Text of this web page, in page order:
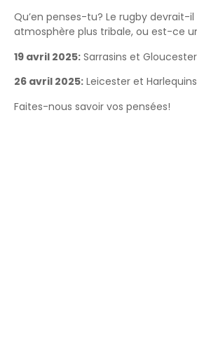
Qu’en penses-tu? Le rugby devrait-
atmosphère plus tribale, ou est-ce
19 avril 2025: Sarrasins et Gloucester
26 avril 2025: Leicester et
Faites-nous savoir vos pensées!